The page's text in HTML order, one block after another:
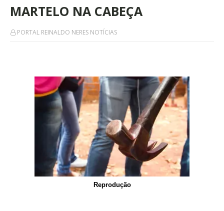
MARTELO NA CABEÇA
PORTAL REINALDO NERES NOTÍCIAS
Reprodução